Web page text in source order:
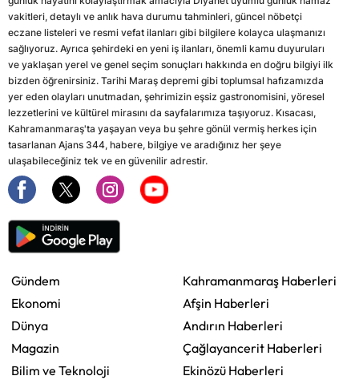
vakitleri, detaylı ve anlık hava durumu tahminleri, güncel nöbetçi
eczane listeleri ve resmi vefat ilanları gibi bilgilere kolayca ulaşmanızı
sağlıyoruz. Ayrıca şehirdeki en yeni iş ilanları, önemli kamu duyuruları
ve yaklaşan yerel ve genel seçim sonuçları hakkında en doğru bilgiyi ilk
bizden öğrenirsiniz. Tarihi Maraş depremi gibi toplumsal hafızamızda
yer eden olayları unutmadan, şehrimizin eşsiz gastronomisini, yöresel
lezzetlerini ve kültürel mirasını da sayfalarımıza taşıyoruz. Kısacası,
Kahramanmaraş'ta yaşayan veya bu şehre gönül vermiş herkes için
tasarlanan Ajans 344, habere, bilgiye ve aradığınız her şeye
ulaşabileceğiniz tek ve en güvenilir adrestir.
Gündem
Ekonomi
Dünya
Magazin
Bilim ve Teknoloji
Kahramanmaraş Haberleri
Afşin Haberleri
Andırın Haberleri
Çağlayancerit Haberleri
Ekinözü Haberleri